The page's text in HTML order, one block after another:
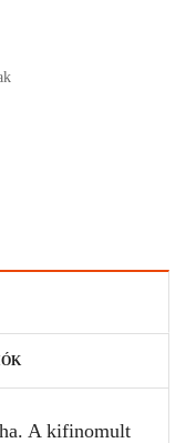
A kifinomult